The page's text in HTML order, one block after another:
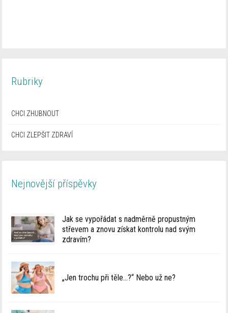
Rubriky
CHCI ZHUBNOUT
CHCI ZLEPŠIT ZDRAVÍ
Nejnovější příspěvky
Jak se vypořádat s nadměrně propustným
střevem a znovu získat kontrolu nad svým
zdravím?
„Jen trochu při těle…?“ Nebo už ne?